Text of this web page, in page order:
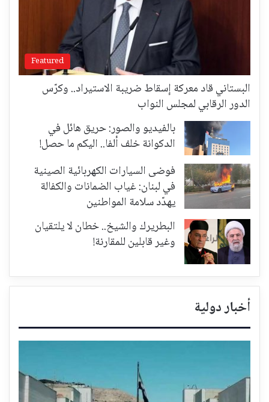
Featured
البستاني قاد معركة إسقاط ضريبة الاستيراد.. وكرّس
الدور الرقابي لمجلس النواب
بالفيديو والصور: حريق هائل في
الدكوانة خلف ألفا.. اليكم ما حصل!
فوضى السيارات الكهربائية الصينية
في لبنان: غياب الضمانات والكفالة
يهدّد سلامة المواطنين
البطريرك والشيخ.. خطان لا يلتقيان
وغير قابلين للمقارنة!
أخبار دولية